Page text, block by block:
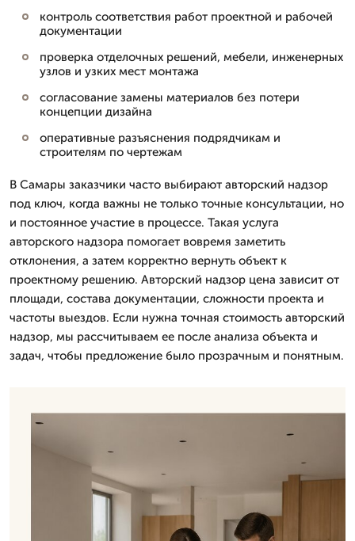
контроль соответствия работ проектной и рабочей
документации
проверка отделочных решений, мебели, инженерных
узлов и узких мест монтажа
согласование замены материалов без потери
концепции дизайна
оперативные разъяснения подрядчикам и
строителям по чертежам
В Самары заказчики часто выбирают авторский надзор
под ключ, когда важны не только точные консультации, но
и постоянное участие в процессе. Такая услуга
авторского надзора помогает вовремя заметить
отклонения, а затем корректно вернуть объект к
проектному решению. Авторский надзор цена зависит от
площади, состава документации, сложности проекта и
частоты выездов. Если нужна точная стоимость авторский
надзор, мы рассчитываем ее после анализа объекта и
задач, чтобы предложение было прозрачным и понятным.